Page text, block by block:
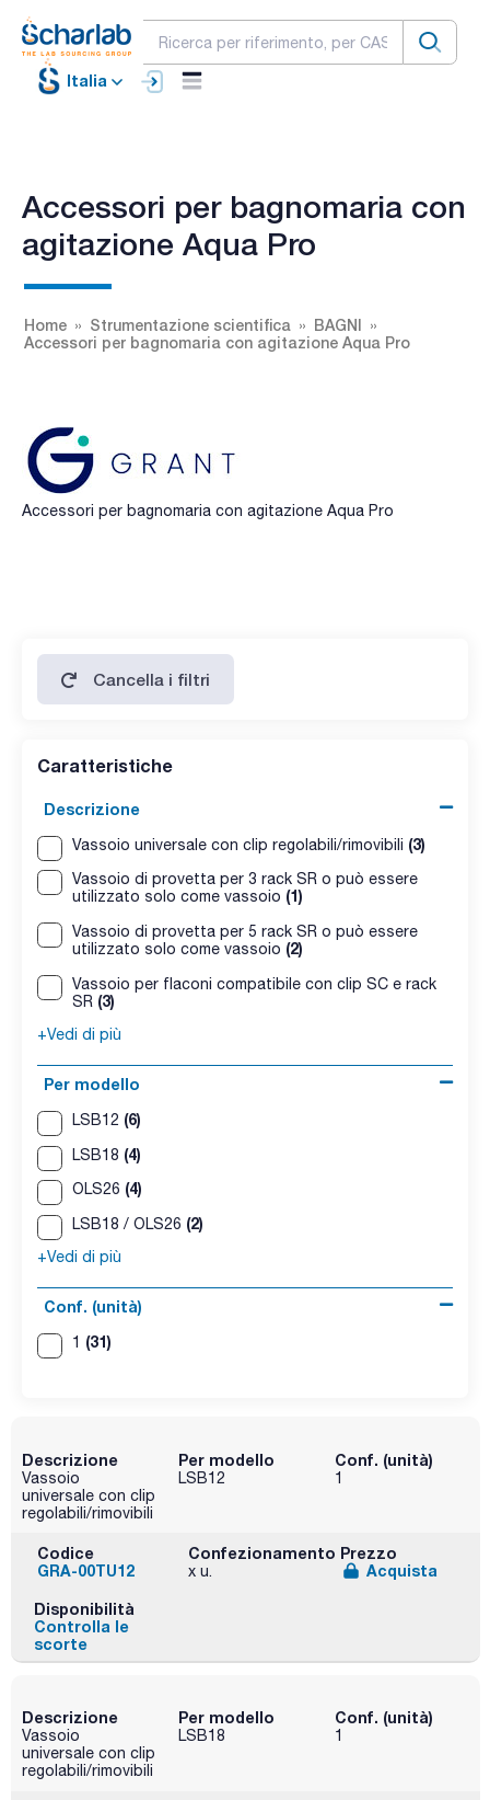
Italia
Accessori per bagnomaria con
agitazione Aqua Pro
Home Strumentazione scientifica
BAGNI
Accessori per bagnomaria con agitazione Aqua Pro
Accessori per bagnomaria con agitazione Aqua Pro
Cancella i filtri
Caratteristiche
Descrizione
Vassoio universale con clip regolabili/rimovibili (3)
Vassoio di provetta per 3 rack SR o può essere
utilizzato solo come vassoio (1)
Vassoio di provetta per 5 rack SR o può essere
utilizzato solo come vassoio (2)
Vassoio per flaconi compatibile con clip SC e rack
SR (3)
+Vedi di più
Per modello
LSB12 (6)
LSB18 (4)
OLS26 (4)
LSB18 / OLS26 (2)
+Vedi di più
Conf. (unità)
1 (31)
Descrizione
Vassoio
universale con clip
regolabili/rimovibili
Per modello
LSB12
Conf. (unità)
1
Codice
GRA-00TU12
Confezionamento
x u.
Prezzo
Acquista
Disponibilità
Controlla le
scorte
Descrizione
Vassoio
universale con clip
regolabili/rimovibili
Per modello
LSB18
Conf. (unità)
1